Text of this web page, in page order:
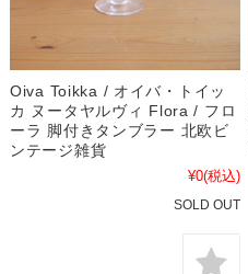
Oiva Toikka / オイバ・トイッ
カ ヌータヤルヴィ Flora / フロ
ーラ 脚付きタンブラー 北欧ビ
ンテージ雑貨
¥0(税込)
SOLD OUT